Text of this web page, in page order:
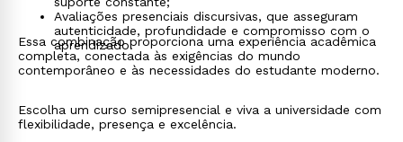
Avaliações presenciais discursivas, que asseguram
autenticidade, profundidade e compromisso com o
aprendizado.
Essa combinação proporciona uma experiência acadêmica
completa, conectada às exigências do mundo
contemporâneo e às necessidades do estudante moderno.
Escolha um curso semipresencial e viva a universidade com
flexibilidade, presença e excelência.